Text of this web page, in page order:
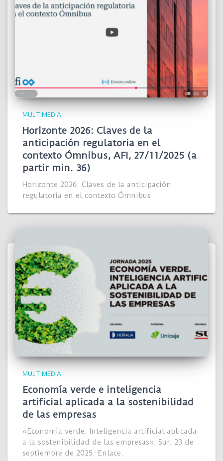
MULTIMEDIA
Horizonte 2026: Claves de la
anticipación regulatoria en el
contexto Ómnibus, AFI, 27/11/2025 (a
partir min. 36)
Horizonte 2026: Claves de la anticipación
regulatoria en el contexto Ómnibus
MULTIMEDIA
Economía verde e inteligencia
artificial aplicada a la sostenibilidad
de las empresas
«Economía verde. Inteligencia artificial aplicada
a la sostenibilidad de las empresas», Sur, 23 de
septiembre de 2025. Enlace.